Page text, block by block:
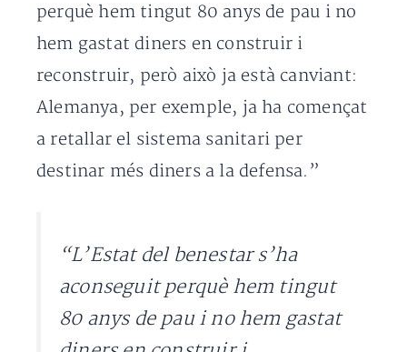
perquè hem tingut 80 anys de pau i no
hem gastat diners en construir i
reconstruir, però això ja està canviant:
Alemanya, per exemple, ja ha començat
a retallar el sistema sanitari per
destinar més diners a la defensa.”
“L’Estat del benestar s’ha
aconseguit perquè hem tingut
80 anys de pau i no hem gastat